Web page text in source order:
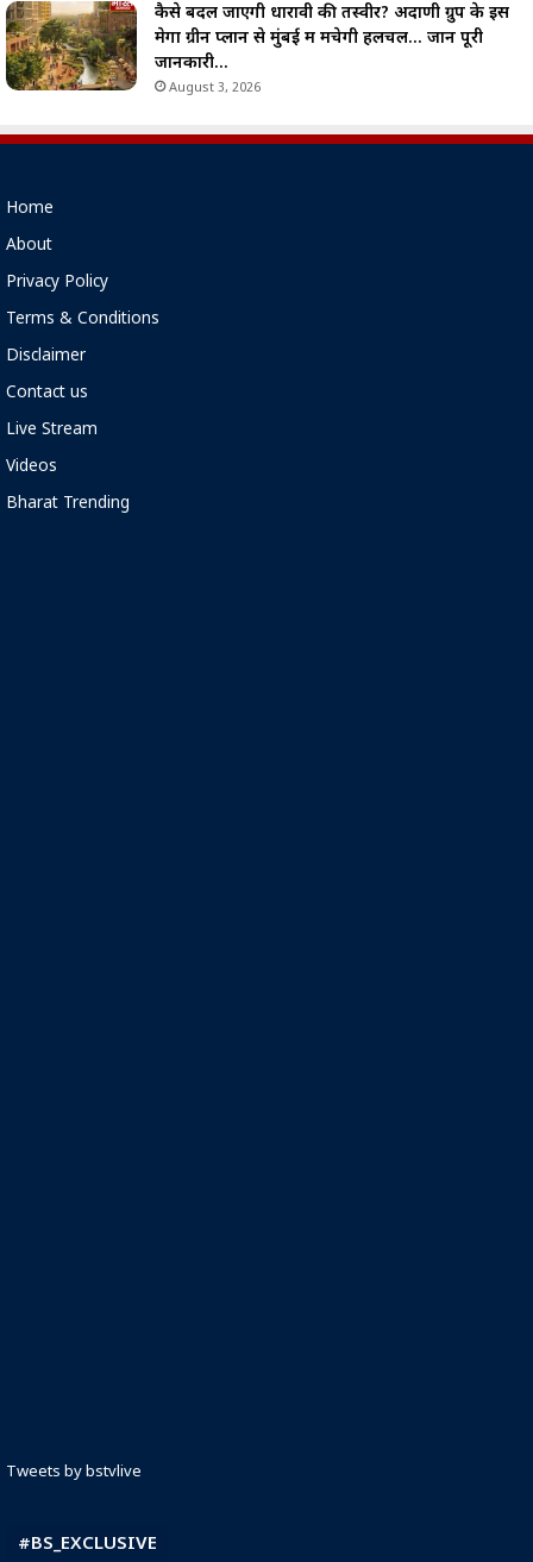
कैसे बदल जाएगी धारावी की तस्वीर? अदाणी ग्रुप के इस
मेगा ग्रीन प्लान से मुंबई में मचेगी हलचल… जानें पूरी
जानकारी…
August 3, 2026
Home
About
Privacy Policy
Terms & Conditions
Disclaimer
Contact us
Live Stream
Videos
Bharat Trending
Tweets by bstvlive
#BS_EXCLUSIVE